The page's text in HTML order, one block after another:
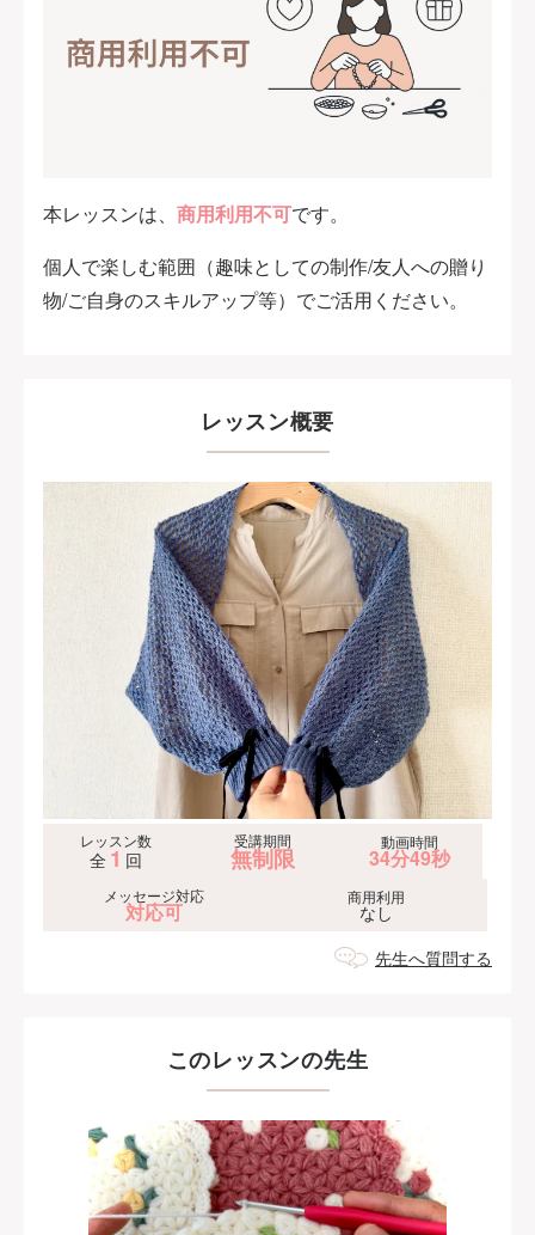
本レッスンは、 商用利用不可です。
個人で楽しむ範囲（趣味としての制作/友人への贈り
物/ご自身のスキルアップ等）でご活用ください。
レッスン概要
レッスン数
全 1 回
受講期間
無制限
動画時間
34分49秒
メッセージ対応
対応可
商用利用
なし
先生へ質問する
このレッスンの先生